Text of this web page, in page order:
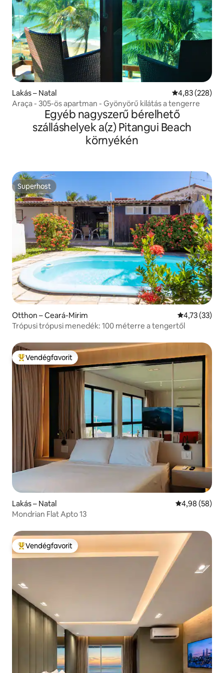
Lakás – Natal Átlagos
4,83 (228)
Araça - 305-ös apartman - Gyönyörű kilátás a tengerre
Egyéb nagyszerű bérelhető
szálláshelyek a(z) Pitangui Beach
környékén
Superhost
Superhost
Otthon – Ceará-Mirim Átlagos
4,73 (33)
Trópusi trópusi menedék: 100 méterre a tengertől
Kiemelt vendégfavorit
Vendégfavorit
Lakás – Natal Átlagos
4,98 (58)
Mondrian Flat Apto 13
Kiemelt vendégfavorit
Vendégfavorit